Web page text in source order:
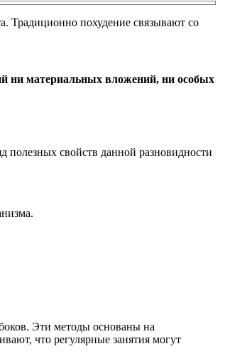
Традиционно похудение связывают со
ни материальных вложений, ни особых
полезных свойств данной разновидности
Эти методы основаны на
что регулярные занятия могут